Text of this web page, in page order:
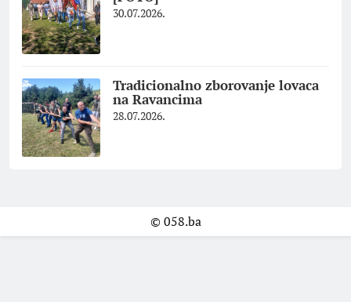
30.07.2026.
Tradicionalno zborovanje lovaca
na Ravancima
28.07.2026.
© 058.ba